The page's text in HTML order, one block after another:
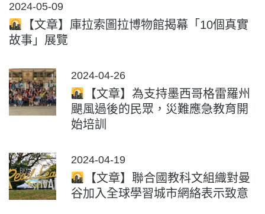
POSTED
ON
2024-05-09
【文章】庫拉索圖拉博物館揭幕「10個真實
故事」展覽
POSTED
ON
2024-04-26
【文章】為支持墨西哥格雷羅州
颶風過後的民眾，災難應急教育開
始培訓
POSTED
ON
2024-04-19
【文章】聯合國教科文組織對曼
谷加入全球學習城市網絡表示致意